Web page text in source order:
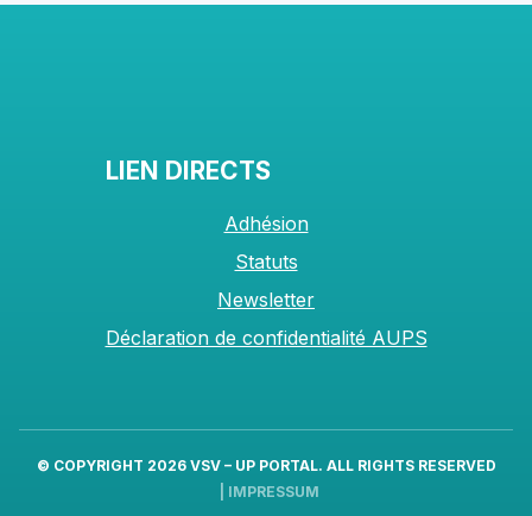
LIEN DIRECTS
Adhésion
Statuts
Newsletter
Déclaration de confidentialité AUPS
© COPYRIGHT 2026 VSV – UP PORTAL. ALL RIGHTS RESERVED
IMPRESSUM